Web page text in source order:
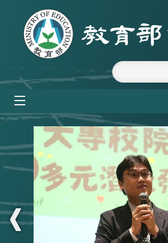
跳到主要內容區塊
:::